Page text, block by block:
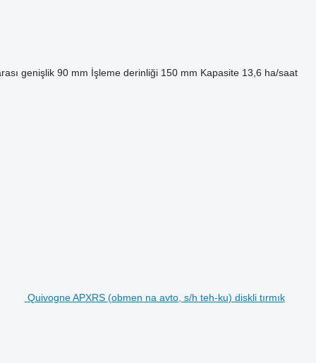
genişlik 90 mm İşleme derinliği 150 mm Kapasite 13,6 ha/saat
Quivogne APXRS (obmen na avto, s/h teh-ku) diskli tırmık